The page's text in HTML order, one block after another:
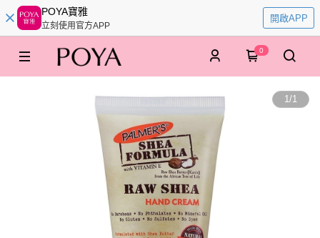
POYA寶雅
立刻使用官方APP
開啟APP
0
1/1